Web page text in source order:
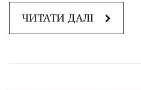
ЧИТАТИ ДАЛІ